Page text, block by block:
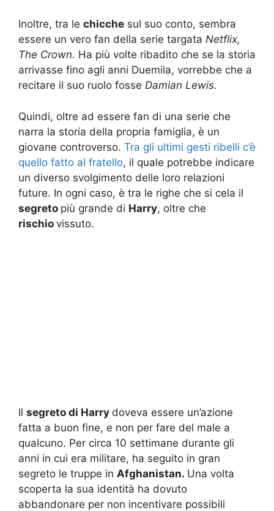
Inoltre, tra le chicche sul suo conto, sembra
essere un vero fan della serie targata Netflix,
The Crown. Ha più volte ribadito che se la storia
arrivasse fino agli anni Duemila, vorrebbe che a
recitare il suo ruolo fosse Damian Lewis.
Quindi, oltre ad essere fan di una serie che
narra la storia della propria famiglia, è un
giovane controverso. Tra gli ultimi gesti ribelli c’è
quello fatto al fratello, il quale potrebbe indicare
un diverso svolgimento delle loro relazioni
future. In ogni caso, è tra le righe che si cela il
segreto più grande di Harry, oltre che
rischio vissuto.
Il segreto di Harry doveva essere un’azione
fatta a buon fine, e non per fare del male a
qualcuno. Per circa 10 settimane durante gli
anni in cui era militare, ha seguito in gran
segreto le truppe in Afghanistan. Una volta
scoperta la sua identità ha dovuto
abbandonare per non incentivare possibili